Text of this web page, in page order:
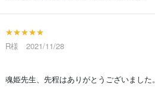
★★★★★
R様 2021/11/28
魂姫先生、先程はありがとうございました。